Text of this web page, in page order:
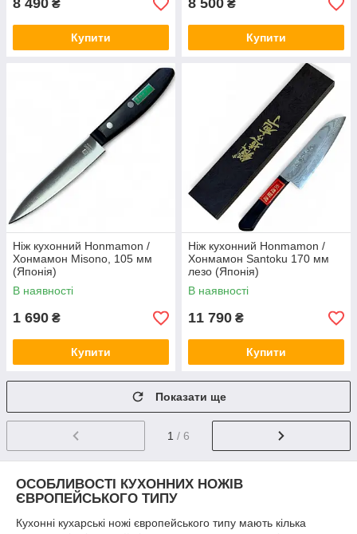
8 490 ₴
Купити
8 500 ₴
Купити
Ніж кухонний Honmamon /
Хонмамон Misono, 105 мм
(Японія)
В наявності
1 690 ₴
Купити
Ніж кухонний Honmamon /
Хонмамон Santoku 170 мм
лезо (Японія)
В наявності
11 790 ₴
Купити
Показати ще
1 / 6
ОСОБЛИВОСТІ КУХОННИХ НОЖІВ
ЄВРОПЕЙСЬКОГО ТИПУ
Кухонні кухарські ножі європейського типу мають кілька